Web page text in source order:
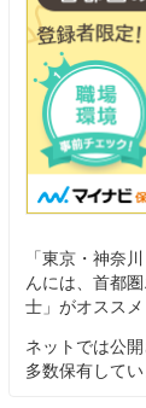
「東京・神奈
んには、首都
士」がオススメ
ネットでは公
多数保有してい